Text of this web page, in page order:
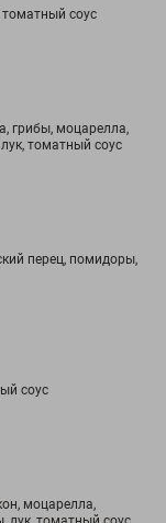
соус
грибы, моцарелла,
томатный соус
перец, помидоры,
соус
моцарелла,